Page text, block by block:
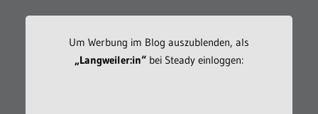
Um Werbung im Blog auszublenden, als
„Langweiler:in“bei Steady einloggen: